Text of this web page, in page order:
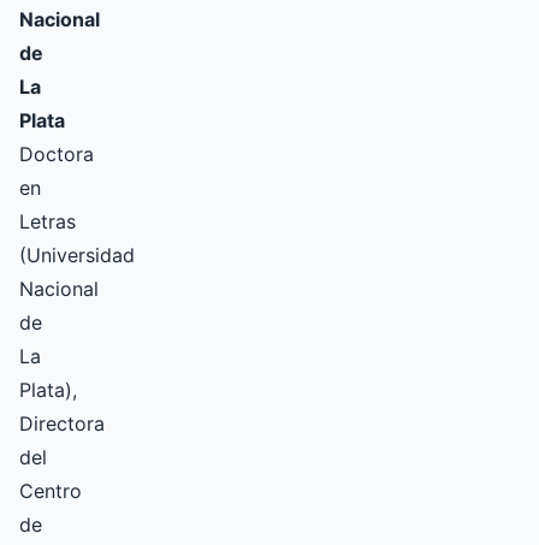
Nacional
de
La
Plata
Doctora
en
Letras
(Universidad
Nacional
de
La
Plata),
Directora
del
Centro
de